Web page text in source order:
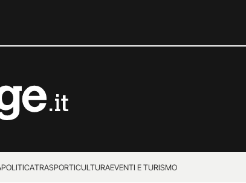
POLITICATRASPORTICULTURAEVENTI E TURISMO